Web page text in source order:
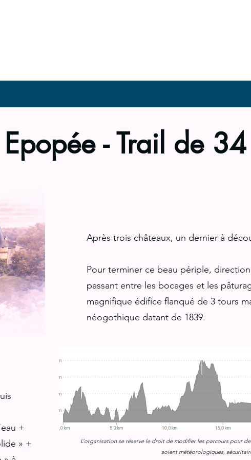
- Trail de
+
» +
Après trois châteaux, un dernier à
Pour terminer ce beau périple,
passant entre les bocages et les
magnifique édifice flanqué de 3 tours
néogothique datant de 1839.
L’organisation se réserve le droit de modifier les parcours pour
soient météorologiques,